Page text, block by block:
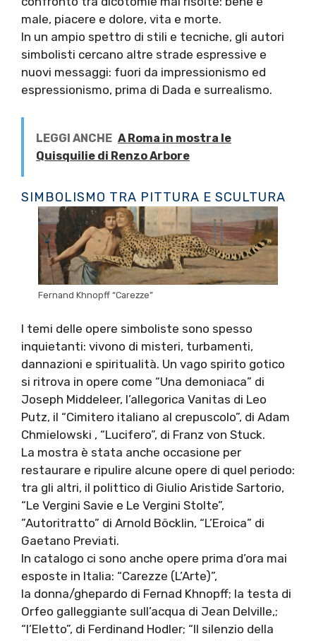
male, piacere e dolore, vita e morte.
In un ampio spettro di stili e tecniche, gli autori
simbolisti cercano altre strade espressive e
nuovi messaggi: fuori da impressionismo ed
espressionismo, prima di Dada e surrealismo.
LEGGI ANCHE A Roma in mostra le
Quisquilie di Renzo Arbore
SIMBOLISMO TRA PITTURA E SCULTURA
Fernand Khnopff “Carezze”
I temi delle opere simboliste sono spesso
inquietanti: vivono di misteri, turbamenti,
dannazioni e spiritualità. Un vago spirito gotico
si ritrova in opere come “Una demoniaca” di
Joseph Middeleer, l’allegorica Vanitas di Leo
Putz, il “Cimitero italiano al crepuscolo”, di Adam
Chmielowski , “Lucifero”, di Franz von Stuck.
La mostra è stata anche occasione per
restaurare e ripulire alcune opere di quel periodo:
tra gli altri, il polittico di Giulio Aristide Sartorio,
“Le Vergini Savie e Le Vergini Stolte”,
”Autoritratto” di Arnold Böcklin, “L’Eroica” di
Gaetano Previati.
In catalogo ci sono anche opere prima d’ora mai
esposte in Italia: “Carezze (L’Arte)”,
la donna/ghepardo di Fernad Khnopff; la testa di
Orfeo galleggiante sull’acqua di Jean Delville,;
“l’Eletto”, di Ferdinand Hodler; “Il silenzio della